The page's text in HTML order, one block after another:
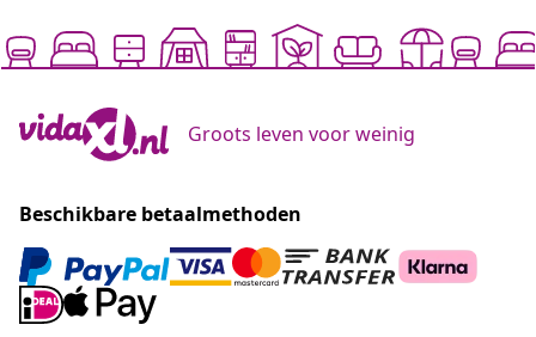
Groots leven voor weinig
Beschikbare betaalmethoden